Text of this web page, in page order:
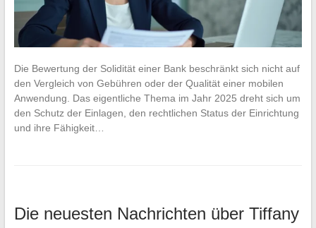
Die Bewertung der Solidität einer Bank beschränkt sich nicht auf
den Vergleich von Gebühren oder der Qualität einer mobilen
Anwendung. Das eigentliche Thema im Jahr 2025 dreht sich um
den Schutz der Einlagen, den rechtlichen Status der Einrichtung
und ihre Fähigkeit…
Die neuesten Nachrichten über Tiffany